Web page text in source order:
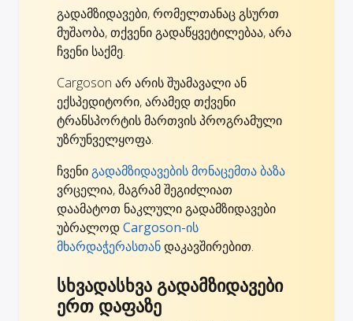
გადამზიდავები, რომელთანაც გსურთ
მუშაობა, თქვენი გადაწყვეტილებაა, არა
ჩვენი საქმე.
Cargoson არ არის შუამავალი ან
ექსპედიტორი, არამედ თქვენი
ტრანსპორტის მართვის პროგრამული
უზრუნველყოფა.
ჩვენიგადამზიდავების მონაცემთა ბაზა
ვრცელია, მაგრამ შეგიძლიათ
დაამატოთ ნაკლული გადამზიდავები
უბრალოდCargoson-ის
მხარდაჭერასთანდაკავშირებით.
სხვადასხვა გადამზიდავები
ერთ დაფაზე